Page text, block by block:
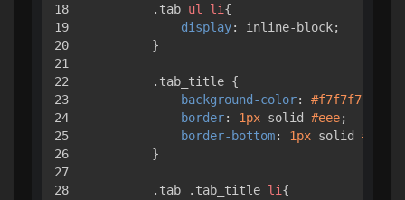
18
19
20
21
22
23
24
25
26
27
28
.tab ul li{
display: inline-block;
        }
.tab_title {
background-color: #f7f7f7
border: 1px solid #eee;
border-bottom: 1px solid
        }
.tab .tab_title li{